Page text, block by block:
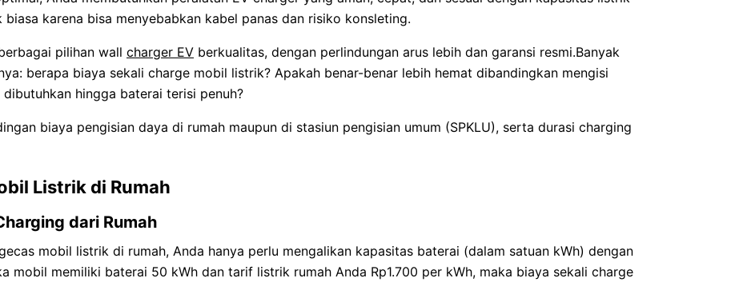
karena bisa menyebabkan kabel panas dan risiko konsleting.
pilihan wall charger EV berkualitas, dengan perlindungan arus lebih dan garansi resmi.Banyak
berapa biaya sekali charge mobil listrik? Apakah benar-benar lebih hemat dibandingkan mengisi
hingga baterai terisi penuh?
biaya pengisian daya di rumah maupun di stasiun pengisian umum (SPKLU), serta durasi charging
Listrik di Rumah
dari Rumah
mobil listrik di rumah, Anda hanya perlu mengalikan kapasitas baterai (dalam satuan kWh) dengan
mobil memiliki baterai 50 kWh dan tarif listrik rumah Anda Rp1.700 per kWh, maka biaya sekali charge